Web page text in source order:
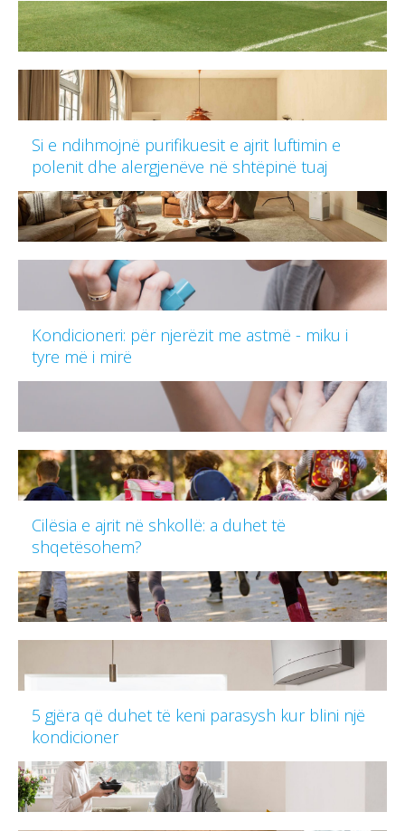
Si e ndihmojnë purifikuesit e ajrit luftimin e
polenit dhe alergjenëve në shtëpinë tuaj
Kondicioneri: për njerëzit me astmë - miku i
tyre më i mirë
Cilësia e ajrit në shkollë: a duhet të
shqetësohem?
5 gjëra që duhet të keni parasysh kur blini një
kondicioner